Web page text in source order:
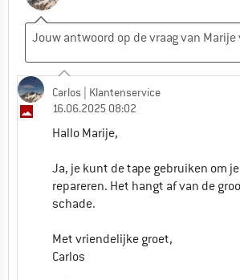
Carlos | Klantenservice
16.06.2025 08:02
Hallo Marije,
Ja, je kunt de tape gebruiken om
repareren. Het hangt af van de
schade.
Met vriendelijke groet,
Carlos